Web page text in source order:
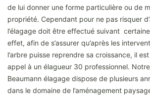
de lui donner une forme particulière ou de
propriété. Cependant pour ne pas risquer
l’élagage doit être effectué suivant
effet, afin de s’assurer qu’après les
l’arbre puisse reprendre sa croissance, il
appel à un élagueur 30 professionnel.
Beaumann élagage dispose de plusieurs
dans le domaine de l’aménagement